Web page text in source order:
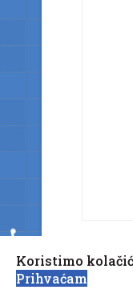
Koristimo
Prihvaćam